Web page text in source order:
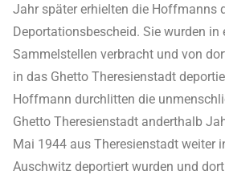
Jahr später erhielten die Hoffmanns
Deportationsbescheid. Sie wurden in
Sammelstellen verbracht und von
in das Ghetto Theresienstadt
Hoffmann durchlitten die
Ghetto Theresienstadt anderthalb
Mai 1944 aus Theresienstadt weiter
Auschwitz deportiert wurden und